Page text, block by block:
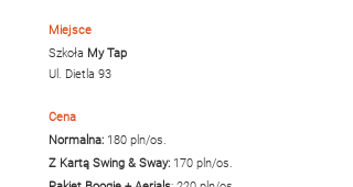
Miejsce
Szkoła My Tap
Ul. Dietla 93
Cena
Normalna: 180 pln/os.
Z Kartą Swing & Sway: 170 pln/os.